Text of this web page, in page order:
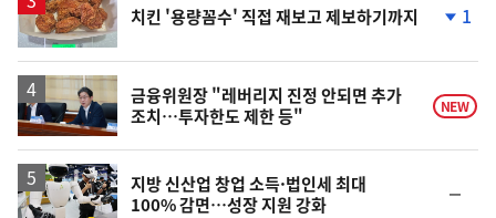
치킨 '용량꼼수' 직접 재보고 제보하기까지
락
1
금융위원장 "레버리지 진정 안되면 추가
조치…투자한도 제한 등"
NEW
지방 신산업 창업 소득·법인세 최대
100% 감면…성장 지원 강화